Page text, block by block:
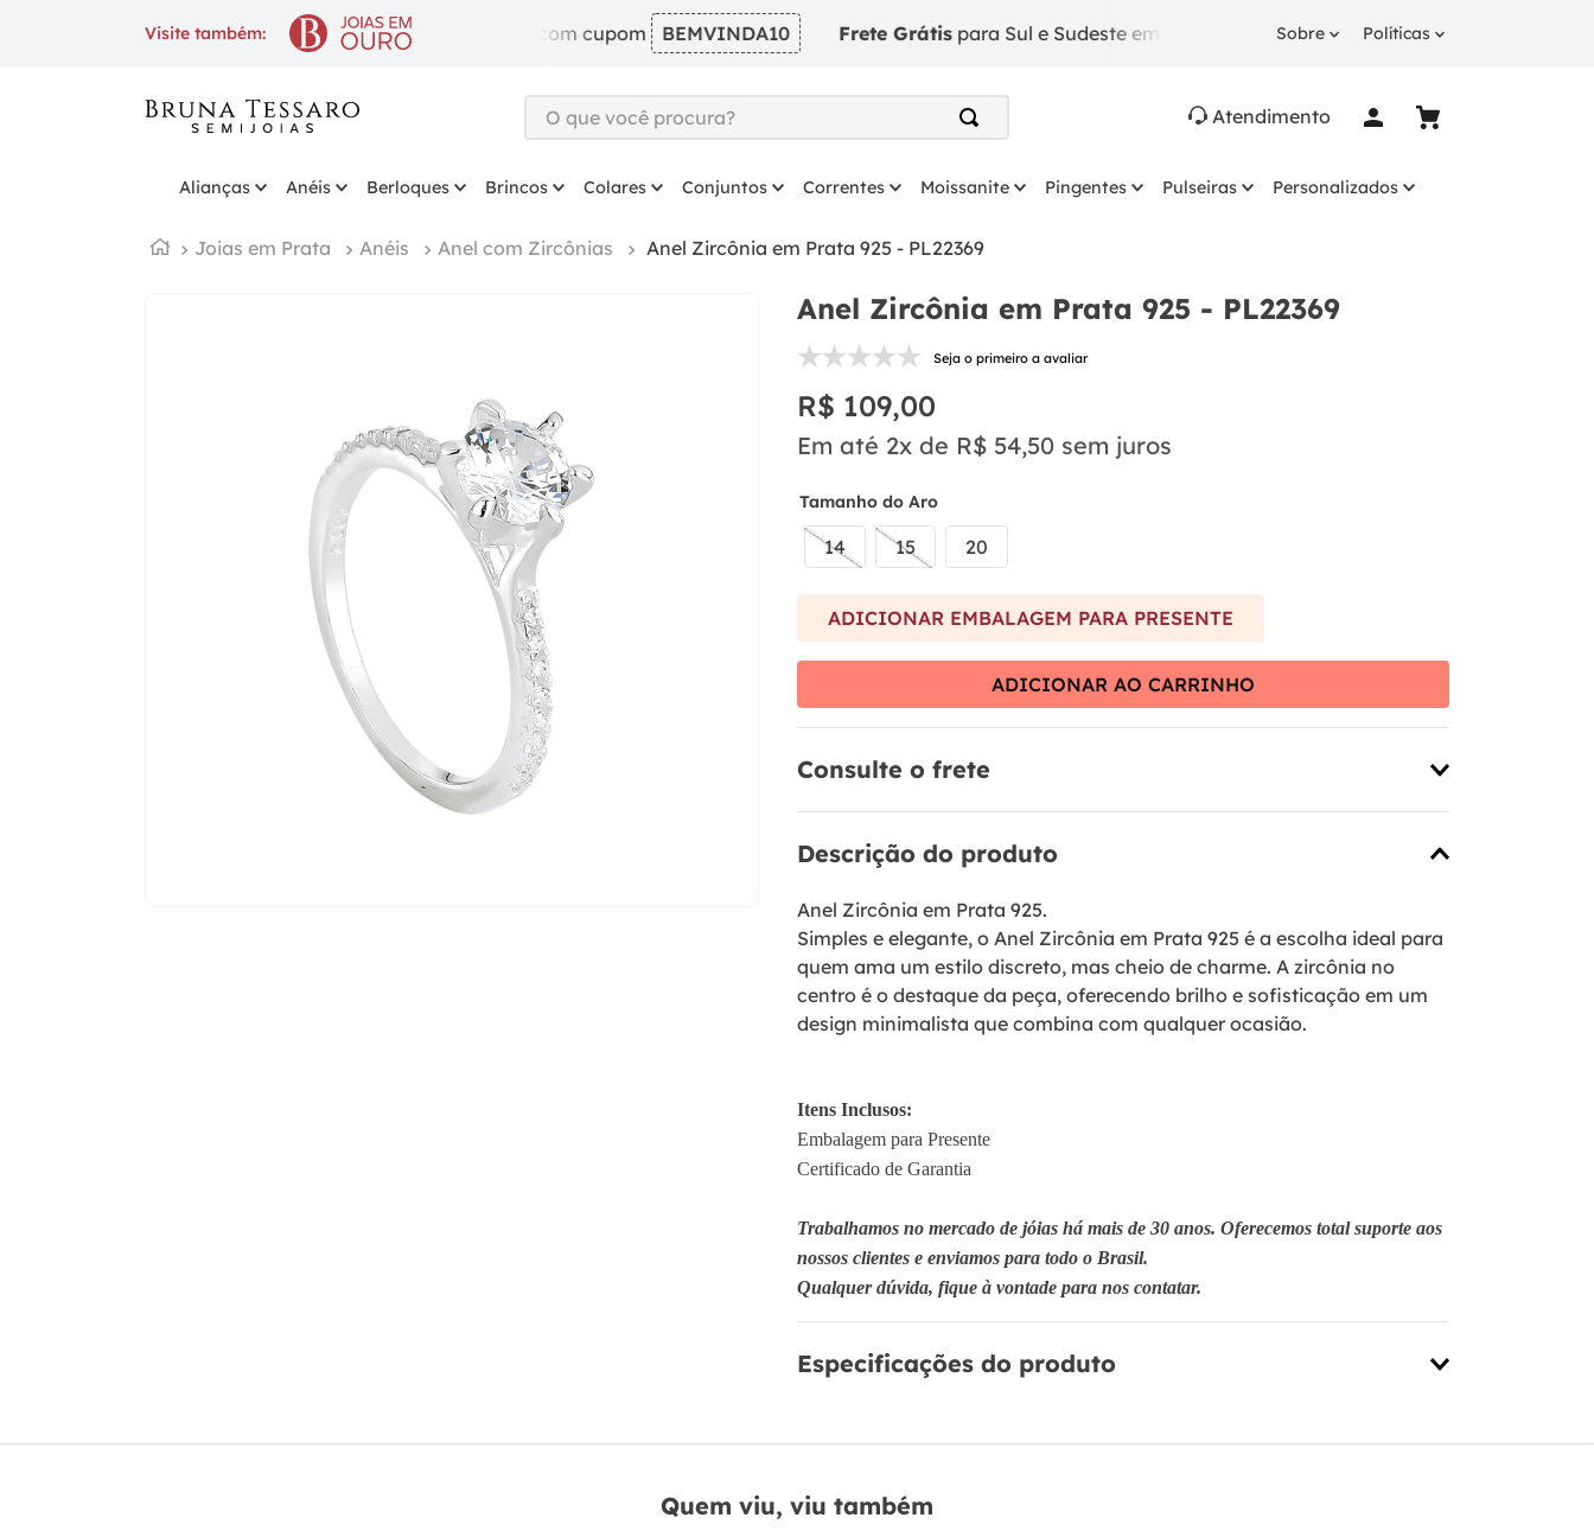
Visite também: 10% OFFna 1ª compra com cupom BEMVINDA10 Frete Grátispara Sul e Sudeste em pedidos a partir de R$ 249. 10% OFF
Sobre Políticas
O que você procura?
2º
solitário
6º
7º
8º
escapulario
9º
Atendimento
Alianças Anéis Berloques Brincos Colares Conjuntos Correntes Moissanite Pingentes Pulseiras Personalizados
Joias em Prata Anéis Anel com Zircônias Anel Zircônia em Prata 925 - PL22369
Anel Zircônia em Prata 925 - PL22369
Seja o primeiro a avaliar
R$ 109,00
Em até 2x de R$ 54,50 sem juros
Tamanho do Aro
14 15 20
ADICIONAR EMBALAGEM PARA PRESENTE
ADICIONAR AO CARRINHO
Consulte o frete
Descrição do produto
Anel Zircônia em Prata 925.
Simples e elegante, o Anel Zircônia em Prata 925 é a escolha ideal para
quem ama um estilo discreto, mas cheio de charme. A zircônia no
centro é o destaque da peça, oferecendo brilho e sofisticação em um
design minimalista que combina com qualquer ocasião.
Itens Inclusos:
Embalagem para Presente
Certificado de Garantia
Trabalhamos no mercado de jóias há mais de 30 anos. Oferecemos total suporte aos
nossos clientes e enviamos para todo o Brasil.
Qualquer dúvida, fique à vontade para nos contatar.
Especificações do produto
Quem viu, viu também